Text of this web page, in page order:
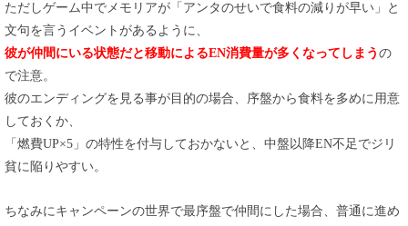
ただしゲーム中でメモリアが「アンタのせいで食料の減りが早い」と
文句を言うイベントがあるように、
彼が仲間にいる状態だと移動によるEN消費量が多くなってしまう の
で注意。
彼のエンディングを見る事が目的の場合、序盤から食料を多めに用意
しておくか、
「燃費UP×5」の特性を付与しておかないと、中盤以降EN不足でジリ
貧に陥りやすい。
ちなみにキャンペーンの世界で最序盤で仲間にした場合、普通に進め